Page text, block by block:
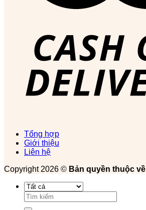
Tổng hợp
Giới thiệu
Liên hệ
Copyright 2026 © Bản quyền thuộc về
Tìm
kiếm: